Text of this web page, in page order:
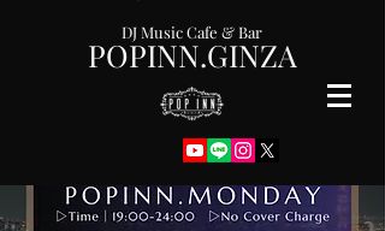
POPINN.GINZA
DJ Music Cafe & Bar